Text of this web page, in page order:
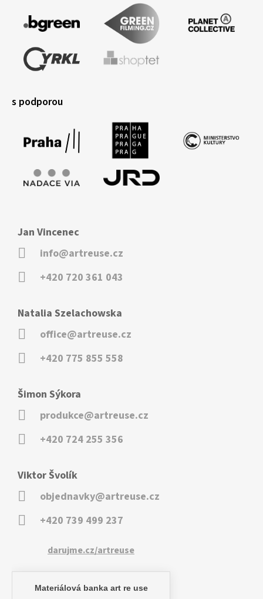
s podporou
Jan Vincenec
info@artreuse.cz
+420 720 361 043
Natalia Szelachowska
office@artreuse.cz
+420 775 855 558
Šimon Sýkora
produkce@artreuse.cz
+420 724 255 356
Viktor Švolík
objednavky@artreuse.cz
+420 739 499 237
darujme.cz/artreuse